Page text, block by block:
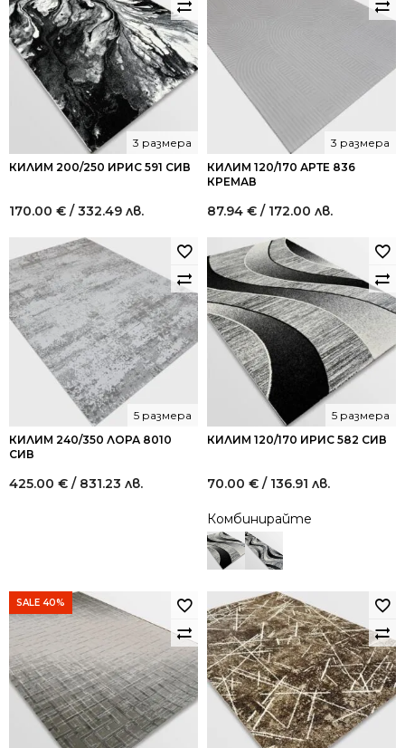
КИЛИМ 200/250 ИРИС 591 СИВ
3 размера
170.00 € / 332.49 лв.
КИЛИМ 120/170 АРТЕ 836
КРЕМАВ
3 размера
87.94 € / 172.00 лв.
КИЛИМ 240/350 ЛОРА 8010
СИВ
5 размера
425.00 € / 831.23 лв.
КИЛИМ 120/170 ИРИС 582 СИВ
5 размера
70.00 € / 136.91 лв.
Комбинирайте
SALE 40%